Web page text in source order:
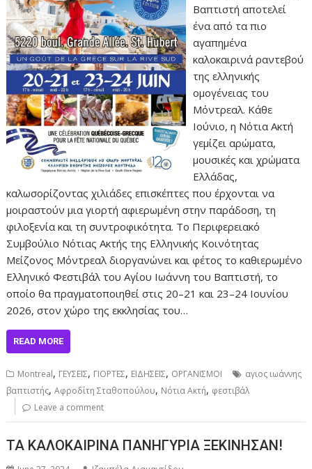
Βαπτιστή αποτελεί
ένα από τα πιο
αγαπημένα
καλοκαιρινά ραντεβού
της ελληνικής
ομογένειας του
Μόντρεαλ. Κάθε
Ιούνιο, η Νότια Ακτή
γεμίζει αρώματα,
μουσικές και χρώματα
Ελλάδας,
καλωσορίζοντας χιλιάδες επισκέπτες που έρχονται να
μοιραστούν μια γιορτή αφιερωμένη στην παράδοση, τη
φιλοξενία και τη συντροφικότητα. Το Περιφερειακό
Συμβούλιο Νότιας Ακτής της Ελληνικής Κοινότητας
Μείζονος Μόντρεαλ διοργανώνει και φέτος το καθιερωμένο
Ελληνικό Φεστιβάλ του Αγίου Ιωάννη του Βαπτιστή, το
οποίο θα πραγματοποιηθεί στις 20–21 και 23–24 Ιουνίου
2026, στον χώρο της εκκλησίας του…
READ MORE
Montreal, ΓΕΥΣΕΙΣ, ΓΙΟΡΤΕΣ, ΕΙΔΗΣΕΙΣ, ΟΡΓΑΝΙΣΜΟΙ
αγιος ιωάννης
βαπτιστής,Αφροδίτη Σταθοπούλου, Νότια Ακτή, φεστιβάλ
Leave a comment
ΤΑ ΚΑΛΟΚΑΙΡΙΝΑ ΠΑΝΗΓΥΡΙΑ ΞΕΚΙΝΗΣΑΝ!